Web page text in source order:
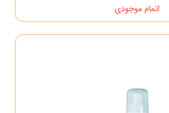
اتمام موجودی